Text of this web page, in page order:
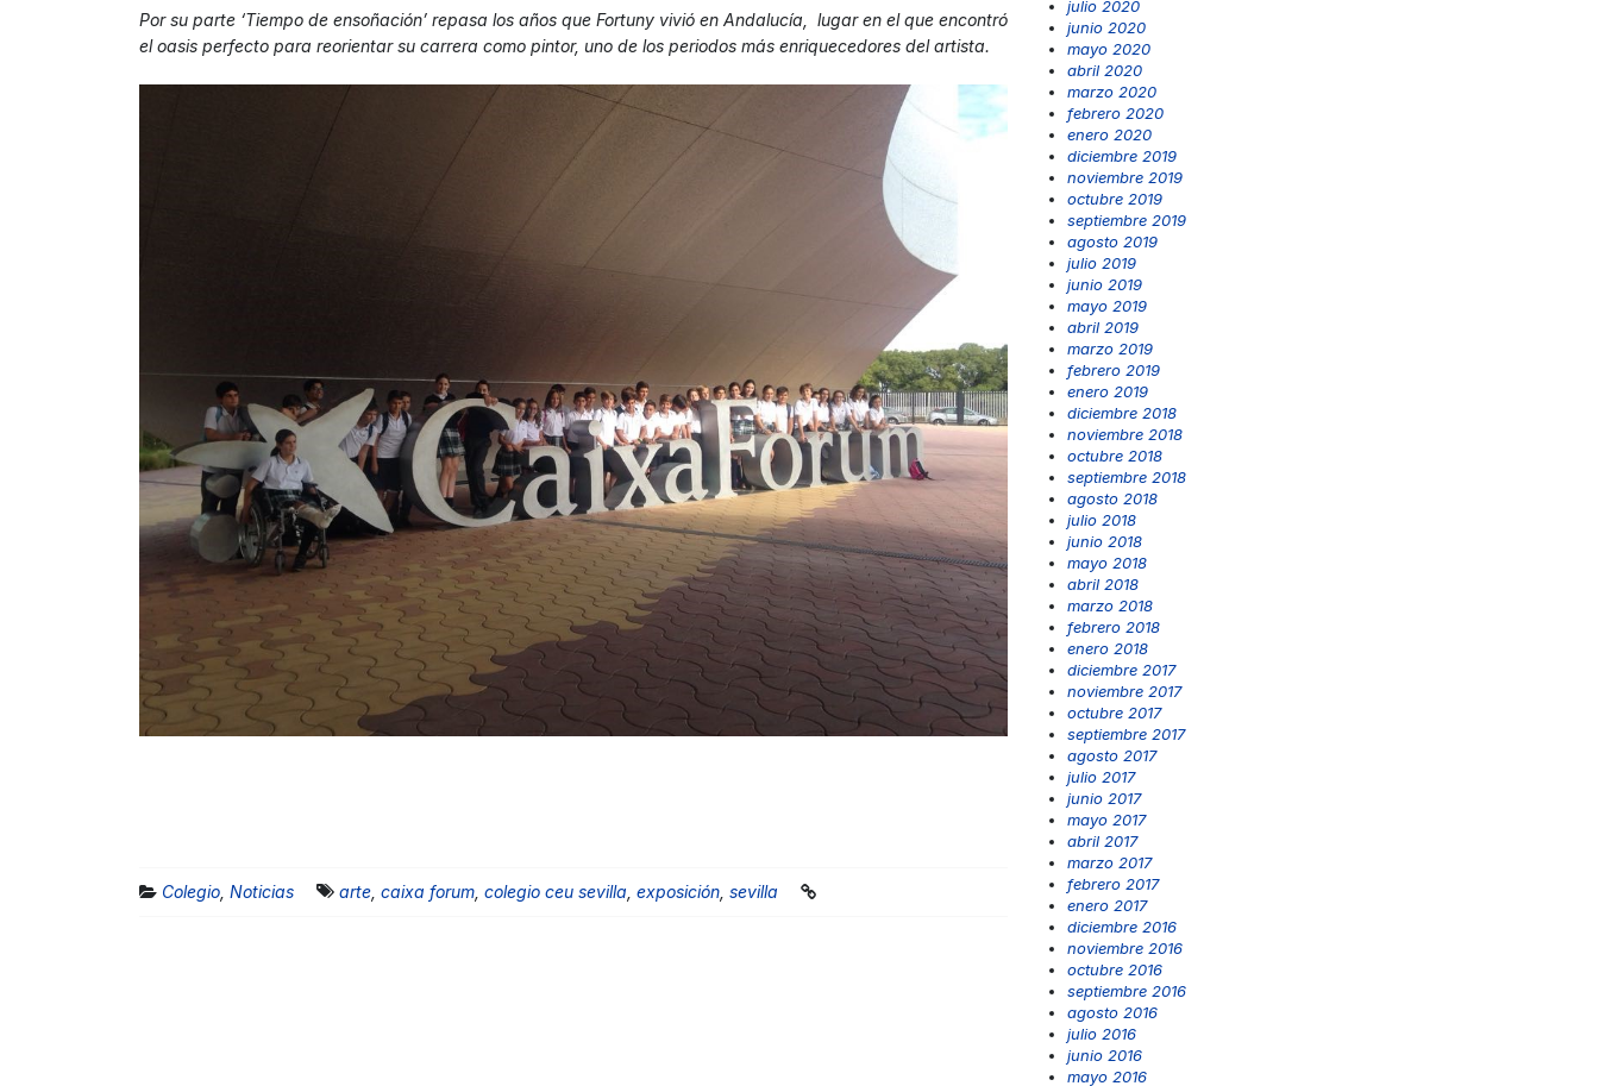
Por su parte ‘Tiempo de ensoñación’ repasa los años que Fortuny vivió en Andalucía, lugar en el que encontró
el oasis perfecto para reorientar su carrera como pintor, uno de los periodos más enriquecedores del artista.
Colegio Noticias arte caixa forum colegio ceu sevilla exposición sevilla
julio 2020
junio 2020
mayo 2020
abril 2020
marzo 2020
febrero 2020
enero 2020
diciembre 2019
noviembre 2019
octubre 2019
septiembre 2019
agosto 2019
julio 2019
junio 2019
mayo 2019
abril 2019
marzo 2019
febrero 2019
enero 2019
diciembre 2018
noviembre 2018
octubre 2018
septiembre 2018
agosto 2018
julio 2018
junio 2018
mayo 2018
abril 2018
marzo 2018
febrero 2018
enero 2018
diciembre 2017
noviembre 2017
octubre 2017
septiembre 2017
agosto 2017
julio 2017
junio 2017
mayo 2017
abril 2017
marzo 2017
febrero 2017
enero 2017
diciembre 2016
noviembre 2016
octubre 2016
septiembre 2016
agosto 2016
julio 2016
junio 2016
mayo 2016